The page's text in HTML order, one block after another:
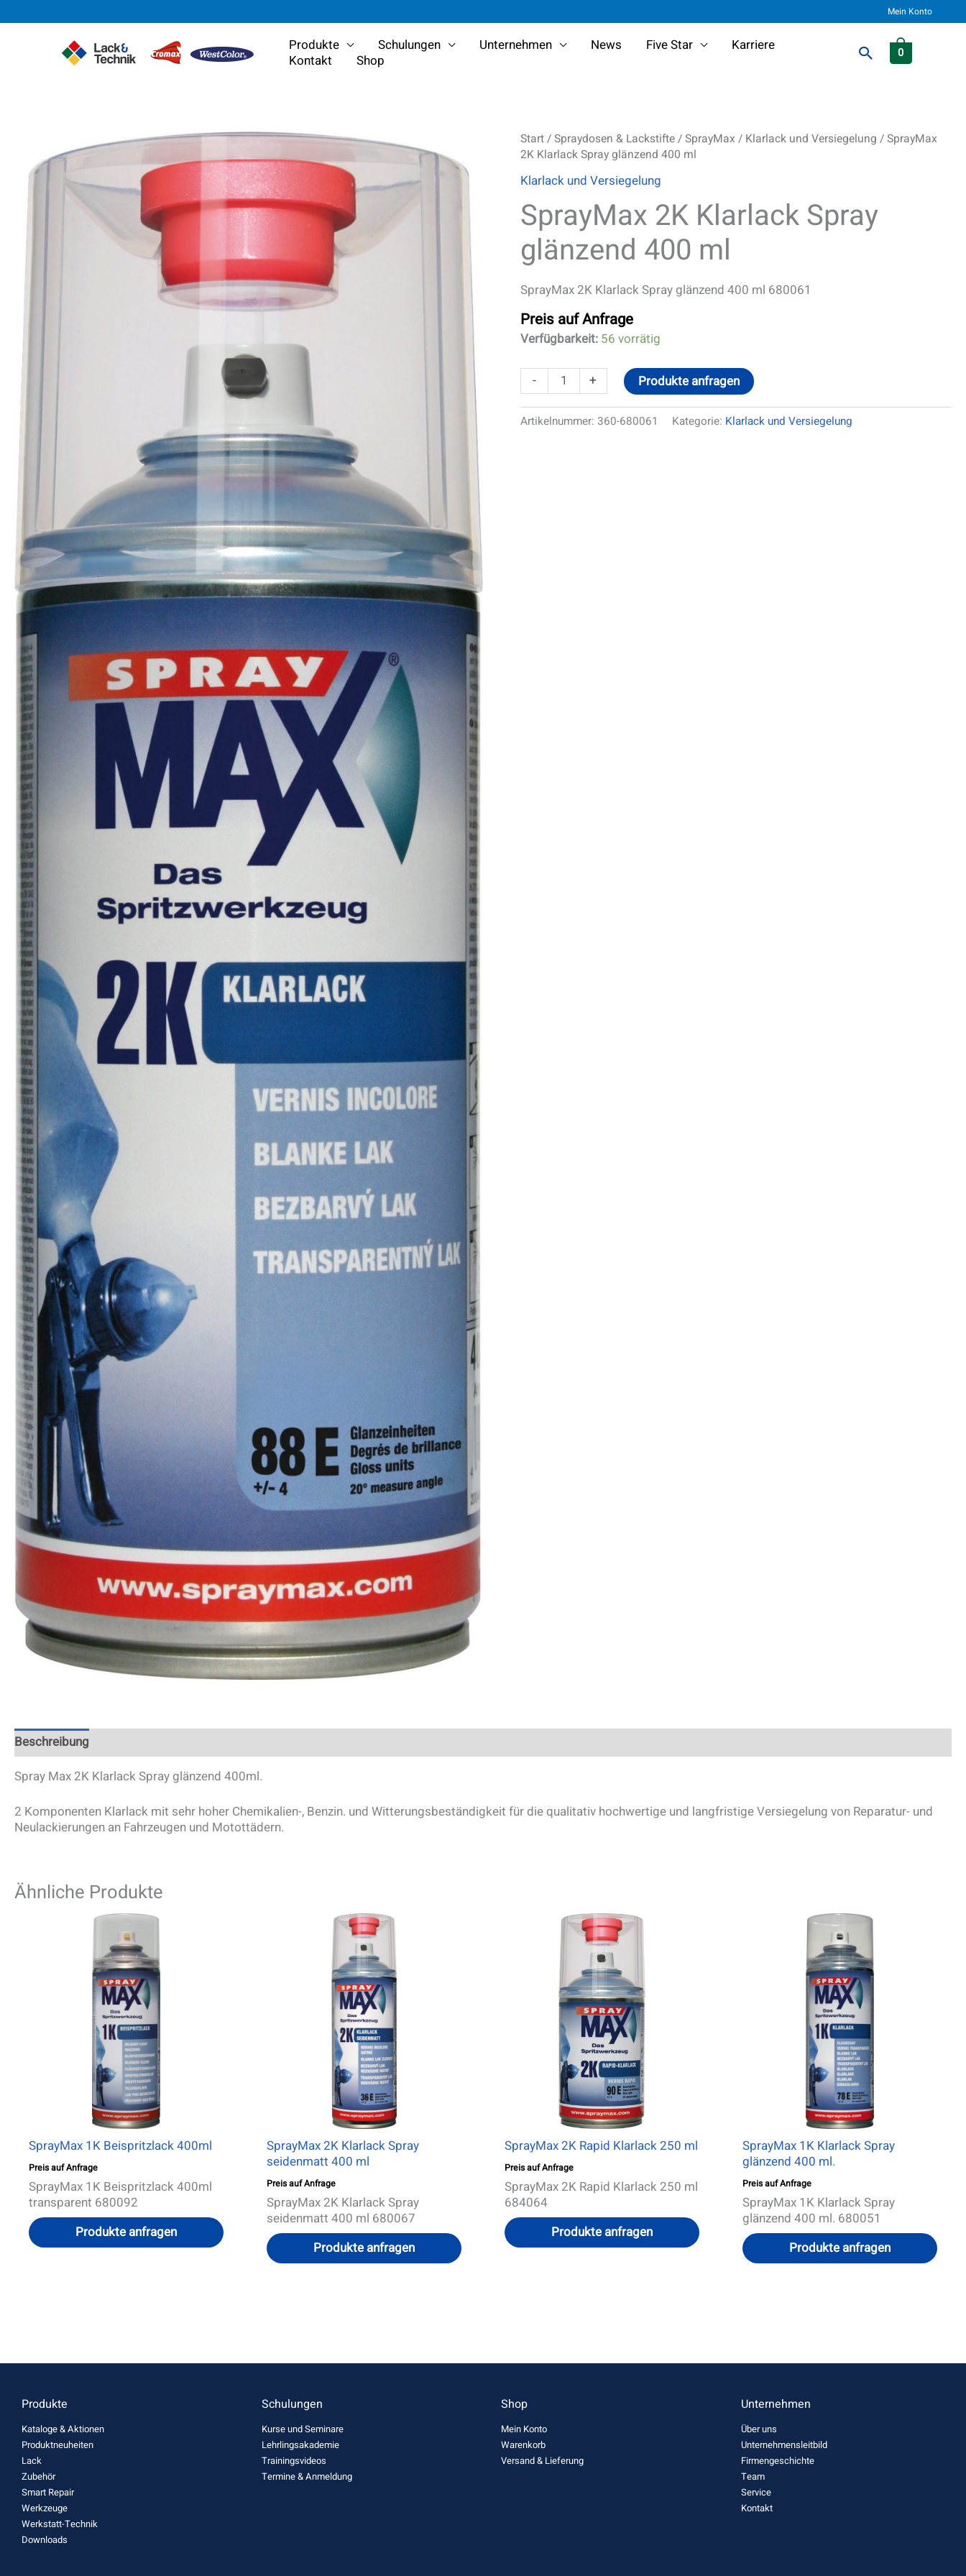
Inhalt
Mein Konto
Produkte Schulungen Unternehmen News Five Star
Karriere
Kontakt
Shop Suchen
0
Start/Spraydosen & Lackstifte/SprayMax / Klarlack und Versiegelung / SprayMax
2K Klarlack Spray glänzend 400 ml
Klarlack und Versiegelung
SprayMax 2K Klarlack Spray
glänzend 400 ml
SprayMax 2K Klarlack Spray glänzend 400 ml 680061
Preis auf Anfrage
Verfügbarkeit: 56 vorrätig
-
SprayMax
2K
Spray
glänzend
400
Menge
+ Produkte anfragen
Artikelnummer:360-680061 Kategorie: Klarlack und Versiegelung
Beschreibung
Spray Max 2K Klarlack Spray glänzend 400ml.
2 Komponenten Klarlack mit sehr hoher Chemikalien-, Benzin. und Witterungsbeständigkeit für die qualitativ hochwertige und langfristige Versiegelung von Reparatur- und
Neulackierungen an Fahrzeugen und Motottädern.
Ähnliche Produkte
SprayMax 1K Beispritzlack 400ml
Preis auf Anfrage
SprayMax 1K Beispritzlack 400ml
transparent 680092
Produkte anfragen
SprayMax 2K Klarlack Spray
seidenmatt 400 ml
Preis auf Anfrage
SprayMax 2K Klarlack Spray
seidenmatt 400 ml 680067
Produkte anfragen
SprayMax 2K Rapid Klarlack 250 ml
Preis auf Anfrage
SprayMax 2K Rapid Klarlack 250 ml
684064
Produkte anfragen
SprayMax 1K Klarlack Spray
glänzend 400 ml.
Preis auf Anfrage
SprayMax 1K Klarlack Spray
glänzend 400 ml. 680051
Produkte anfragen
Produkte
Kataloge & Aktionen
Produktneuheiten
Lack
Zubehör
Smart Repair
Werkzeuge
Werkstatt-Technik
Downloads
Schulungen
Kurse und Seminare
Lehrlingsakademie
Trainingsvideos
Termine & Anmeldung
Shop
Mein Konto
Warenkorb
Versand & Lieferung
Unternehmen
Über uns
Unternehmensleitbild
Firmengeschichte
Team
Service
Kontakt